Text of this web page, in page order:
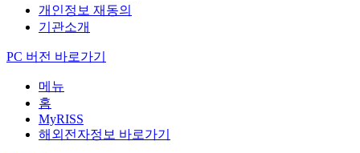
개인정보 재동의
기관소개
PC 버전 바로가기
메뉴
홈
MyRISS
해외전자정보 바로가기